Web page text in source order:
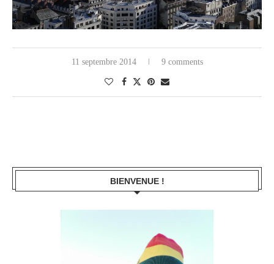
11 septembre 2014 9 comments
BIENVENUE !